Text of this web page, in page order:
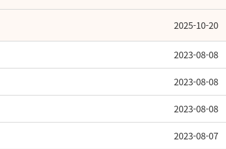
2025-10-20
2023-08-08
2023-08-08
2023-08-08
2023-08-07